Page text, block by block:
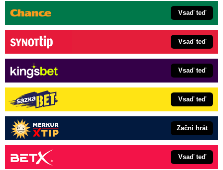
Vsaď teď
Vsaď teď
Vsaď teď
Vsaď teď
Začni hrát
Vsaď teď